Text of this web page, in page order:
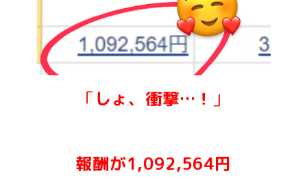
「しょ、衝撃…！ 」
報酬が1,092,564円